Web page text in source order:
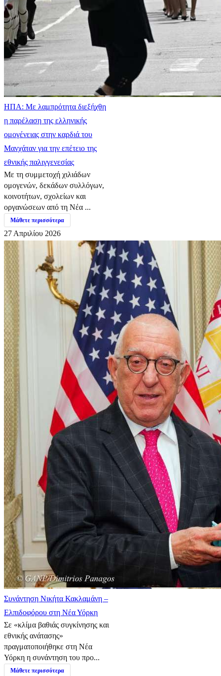
ΗΠΑ: Με λαμπρότητα διεξήχθη
η παρέλαση της ελληνικής
ομογένειας στην καρδιά του
Μανχάταν για την επέτειο της
εθνικής παλιγγενεσίας
Με τη συμμετοχή χιλιάδων
ομογενών, δεκάδων συλλόγων,
κοινοτήτων, σχολείων και
οργανώσεων από τη Νέα ...
Μάθετε περισσότερα
27 Απριλίου 2026
Συνάντηση Νικήτα Κακλαμάνη –
Ελπιδοφόρου στη Νέα Υόρκη
Σε «κλίμα βαθιάς συγκίνησης και
εθνικής ανάτασης»
πραγματοποιήθηκε στη Νέα
Υόρκη η συνάντηση του προ...
Μάθετε περισσότερα